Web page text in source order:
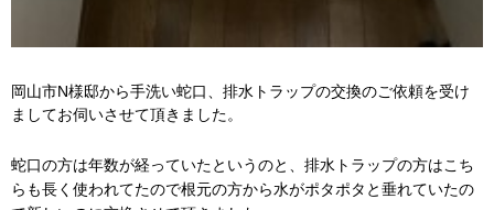
岡山市N様邸から手洗い蛇口、排水トラップの交換のご依頼を受け
ましてお伺いさせて頂きました。
蛇口の方は年数が経っていたというのと、 排水トラップの方はこち
らも長く使われてたので根元の方から水がポタポタと垂れていたの